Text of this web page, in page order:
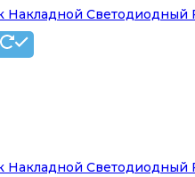
Накладной Светодиодный
Накладной Светодиодный